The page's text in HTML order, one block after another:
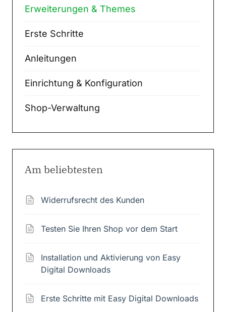
Erweiterungen & Themes
Erste Schritte
Anleitungen
Einrichtung & Konfiguration
Shop-Verwaltung
Am beliebtesten
Widerrufsrecht des Kunden
Testen Sie Ihren Shop vor dem Start
Installation und Aktivierung von Easy
Digital Downloads
Erste Schritte mit Easy Digital Downloads